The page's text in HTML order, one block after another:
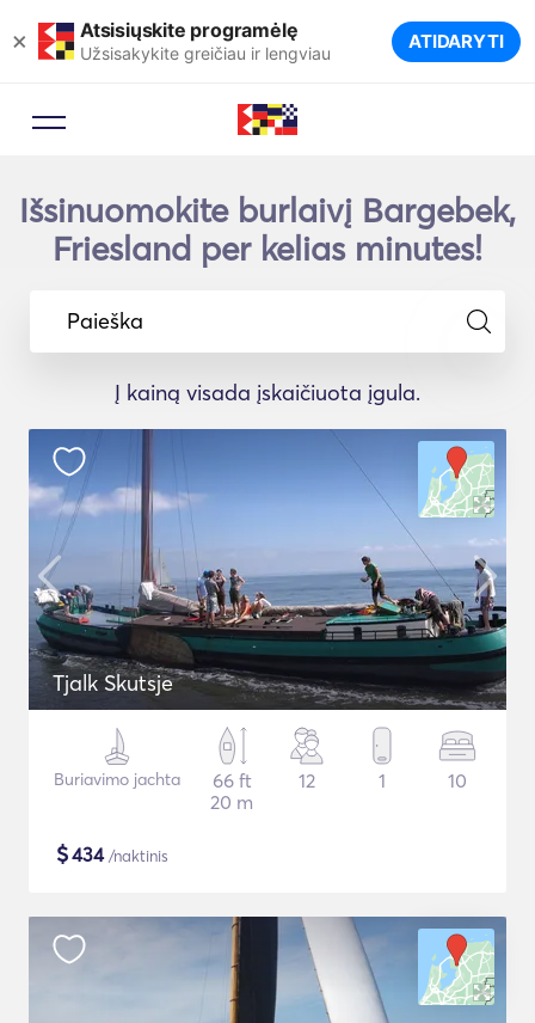
× Atsisiųskite programėlę
Užsisakykite greičiau ir lengviau ATIDARYTI
Išsinuomokite burlaivį Bargebek,
Friesland per kelias minutes!
Paieška
Į kainą visada įskaičiuota įgula.
Tjalk Skutsje
Buriavimo jachta
66 ft
20 m
12 1 10
$434/naktinis